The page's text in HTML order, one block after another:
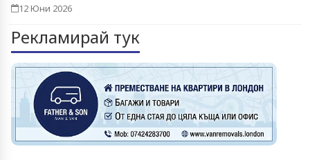
12 Юни 2026
Рекламирай тук